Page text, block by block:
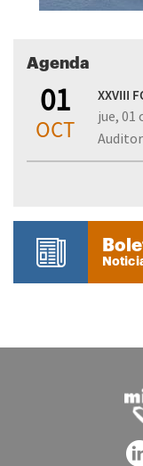
Agenda
01
OCT
XXVIII
jue, 01